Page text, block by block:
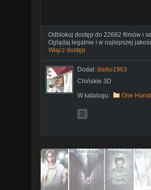
Odblokuj dostęp do 22682 filmów i
Oglądaj legalnie i w najlepszej
Włącz dostęp
Dodał: darko1963
Chińskie 3D
W katalogu:
One